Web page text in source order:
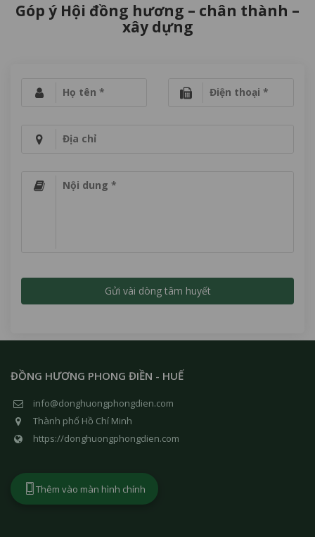
Góp ý Hội đồng hương – chân thành –
xây dựng
Họ tên * Điện thoại *
Địa chỉ
Nội dung *
ĐỒNG HƯƠNG PHONG ĐIỀN - HUẾ
info@donghuongphongdien.com
Thành phố Hồ Chí Minh
https://donghuongphongdien.com
Thêm vào màn hình chính